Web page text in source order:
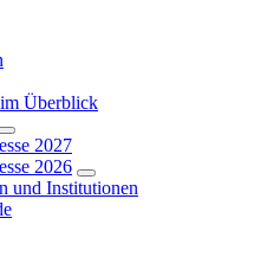
Überblick
2027
2026
und Institutionen